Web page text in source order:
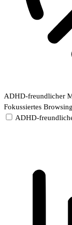
ADHD-freundlicher
Fokussiertes
ADHD-